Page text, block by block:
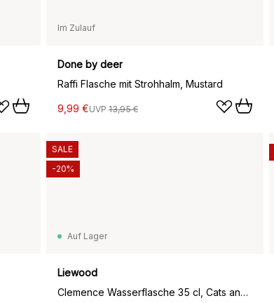
Im Zulauf
Done by deer
Raffi Flasche mit Strohhalm, Mustard
9,99 €UVP 13,95 €
Auf Lager
Liewood
Clemence Wasserflasche 35 cl, Cats and Dogs-Sandy
SALE
-20%